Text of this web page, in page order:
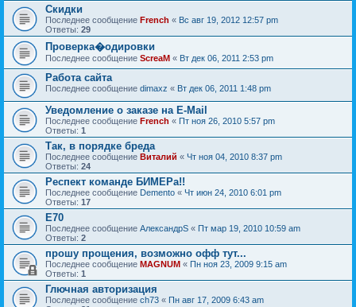
Скидки
Последнее сообщение French « Вс авг 19, 2012 12:57 pm
Ответы: 29
Проверка�одировки
Последнее сообщение ScreaM « Вт дек 06, 2011 2:53 pm
Работа сайта
Последнее сообщение dimaxz « Вт дек 06, 2011 1:48 pm
Уведомление о заказе на E-Mail
Последнее сообщение French « Пт ноя 26, 2010 5:57 pm
Ответы: 1
Так, в порядке бреда
Последнее сообщение Виталий « Чт ноя 04, 2010 8:37 pm
Ответы: 24
Респект команде БИМЕРа!!
Последнее сообщение Demento « Чт июн 24, 2010 6:01 pm
Ответы: 17
Е70
Последнее сообщение АлександрS « Пт мар 19, 2010 10:59 am
Ответы: 2
прошу прощения, возможно офф тут...
Последнее сообщение MAGNUM « Пн ноя 23, 2009 9:15 am
Ответы: 1
Глючная авторизация
Последнее сообщение ch73 « Пн авг 17, 2009 6:43 am